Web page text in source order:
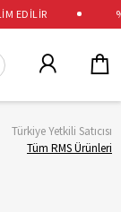
Türkiye Yetkili Satıcısı
Tüm RMS Ürünleri